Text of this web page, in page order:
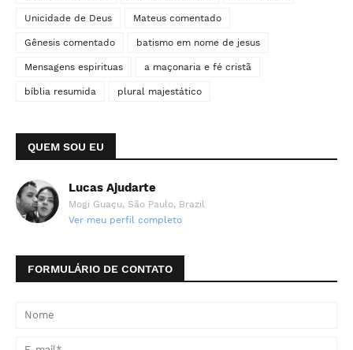
Unicidade de Deus Mateus comentado
Gênesis comentado batismo em nome de jesus
Mensagens espirituas a maçonaria e fé cristã
bíblia resumida plural majestático
QUEM SOU EU
Lucas Ajudarte
Mogi Guaçu, São Paulo, Brazil
Ver meu perfil completo
FORMULÁRIO DE CONTATO